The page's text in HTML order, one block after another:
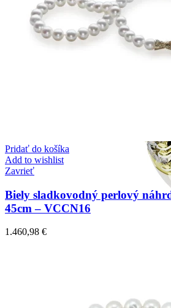
Pridať do košíka
Add to wishlist
Zavrieť
Biely sladkovodný perlový
45cm – VCCN16
1.460,98 €